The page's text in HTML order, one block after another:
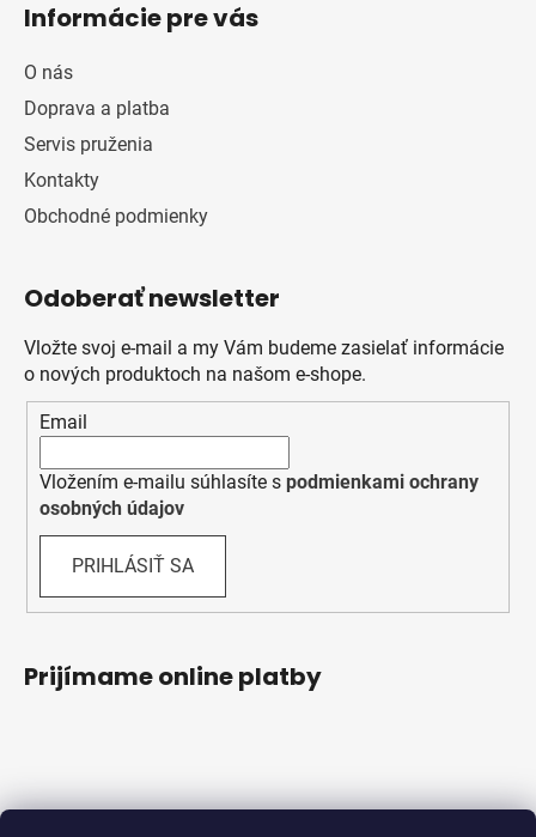
Informácie pre vás
O nás
Doprava a platba
Servis pruženia
Kontakty
Obchodné podmienky
Odoberať newsletter
Vložte svoj e-mail a my Vám budeme zasielať informácie
o nových produktoch na našom e-shope.
Email
Vložením e-mailu súhlasíte s podmienkami ochrany
osobných údajov
PRIHLÁSIŤ SA
Prijímame online platby